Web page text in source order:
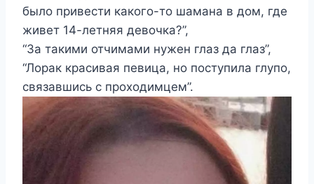
было привести какого-то шамана в дом, где
живет 14-летняя девочка?”,
“За такими отчимами нужен глаз да глаз”,
“Лорак красивая певица, но поступила глупо,
связавшись с проходимцем”.